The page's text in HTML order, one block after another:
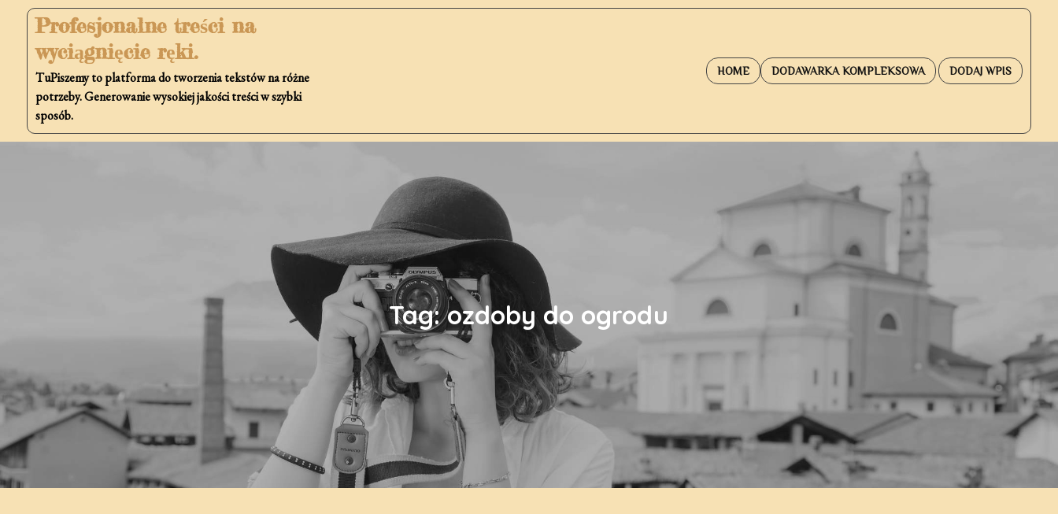
content
Profesjonalne treści na
wyciągnięcie ręki.
TuPiszemy to platforma do tworzenia tekstów na różne
potrzeby. Generowanie wysokiej jakości treści w szybki
sposób.
HOME DODAWARKA KOMPLEKSOWA DODAJ WPIS
Tag:ozdoby do ogrodu